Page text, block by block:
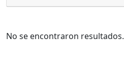
No se encontraron resultados.